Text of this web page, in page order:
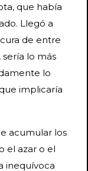
que había
Llegó a
de entre
lo más
lo
implicaría
acumular los
el azar o el
inequívoca